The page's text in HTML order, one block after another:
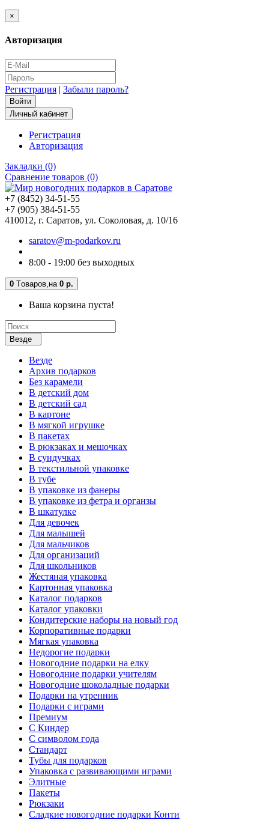
×
Авторизация
Регистрация | Забыли пароль?
Личный кабинет
Регистрация
Авторизация
Закладки (0)
Сравнение товаров (0)
+7 (8452) 34-51-55
+7 (905) 384-51-55
410012, г. Саратов, ул. Соколовая, д. 10/16
saratov@m-podarkov.ru
8:00 - 19:00 без выходных
0 Tоваров, на 0 р.
Ваша корзина пуста!
Везде
Везде
Архив подарков
Без карамели
В детский дом
В детский сад
В картоне
В мягкой игрушке
В пакетах
В рюкзаках и мешочках
В сундучках
В текстильной упаковке
В тубе
В упаковке из фанеры
В упаковке из фетра и органзы
В шкатулке
Для девочек
Для малышей
Для мальчиков
Для организаций
Для школьников
Жестяная упаковка
Картонная упаковка
Каталог подарков
Каталог упаковки
Кондитерские наборы на новый год
Корпоративные подарки
Мягкая упаковка
Недорогие подарки
Новогодние подарки на елку
Новогодние подарки учителям
Новогодние шоколадные подарки
Подарки на утренник
Подарки с играми
Премиум
С Киндер
С символом года
Стандарт
Тубы для подарков
Упаковка с развивающими играми
Элитные
Пакеты
Рюкзаки
Сладкие новогодние подарки Конти